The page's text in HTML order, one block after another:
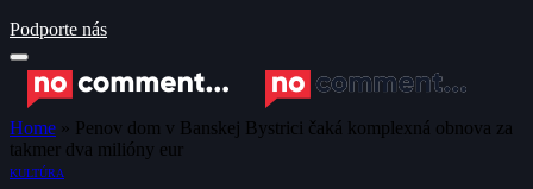
Podporte nás
Home » Penov dom v Banskej Bystrici čaká komplexná obnova za
takmer dva milióny eur
KULTÚRA